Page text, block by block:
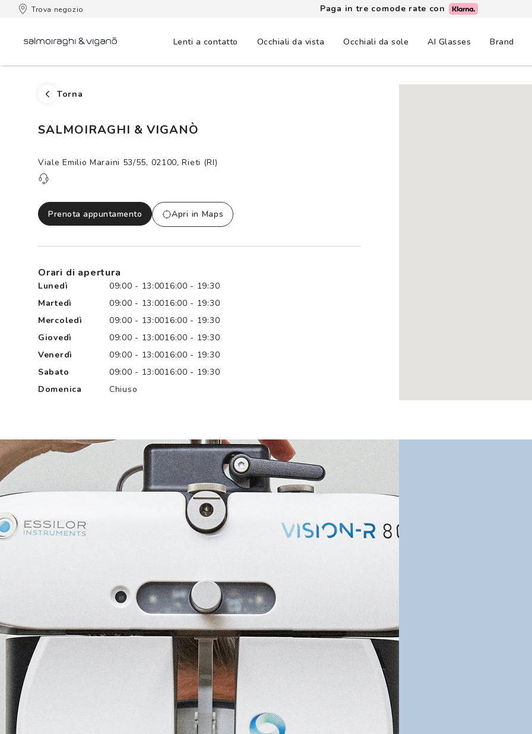
Trova negozio Paga in tre comode rate con
Lenti a contatto Occhiali da vista Occhiali da sole AI Glasses Brand
Torna
SALMOIRAGHI & VIGANÒ
Viale Emilio Maraini 53/55, 02100, Rieti (RI)
Prenota appuntamento Apri in Maps
Orari di apertura
Lunedì 09:00 - 13:0016:00 - 19:30
Martedì
09:00 - 13:0016:00 - 19:30
Mercoledì
09:00 - 13:0016:00 - 19:30
Giovedì
09:00 - 13:0016:00 - 19:30
Venerdì
09:00 - 13:0016:00 - 19:30
Sabato
09:00 - 13:0016:00 - 19:30
Domenica
Chiuso